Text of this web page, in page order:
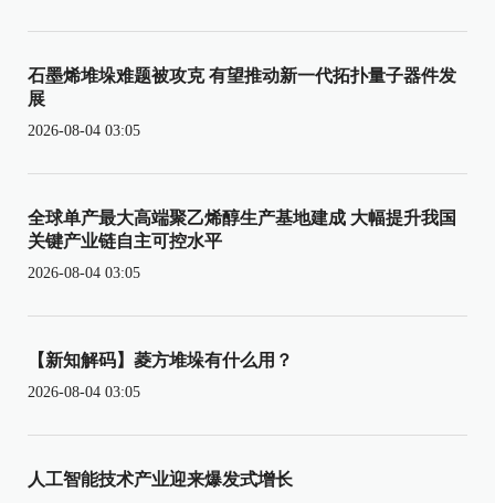
石墨烯堆垛难题被攻克 有望推动新一代拓扑量子器件发
展
2026-08-04 03:05
全球单产最大高端聚乙烯醇生产基地建成 大幅提升我国
关键产业链自主可控水平
2026-08-04 03:05
【新知解码】菱方堆垛有什么用？
2026-08-04 03:05
人工智能技术产业迎来爆发式增长